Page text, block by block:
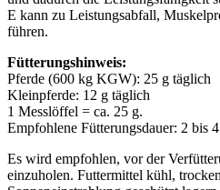
E kann zu Leistungsabfall,
führen.
Fütterungshinweis:
Pferde (600 kg KGW): 25 g täglich
Kleinpferde: 12 g täglich
1 Messlöffel = ca. 25 g.
Empfohlene Fütterungsdauer: 2 bis
Es wird empfohlen, vor der
einzuholen. Futtermittel kühl,